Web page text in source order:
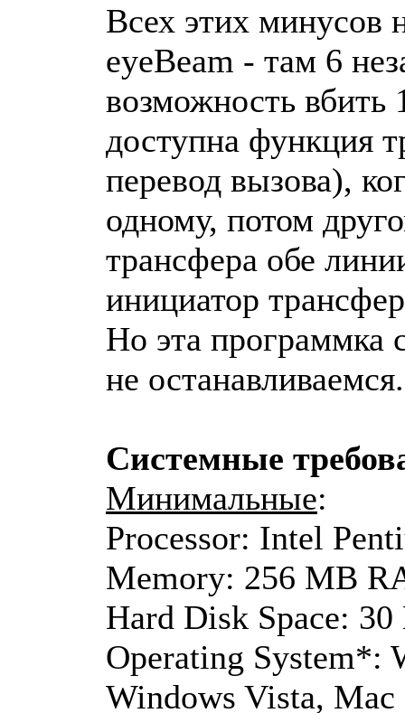
Всех этих минусов
eyeBeam - там 6
возможность вбить
доступна функция
перевод вызова),
одному, потом
трансфера обе
инициатор
Но эта программка
не останавливаемся.
Системные
Минимальные:
Processor: Intel
Memory: 256 MB
Hard Disk Space:
Operating System*:
Windows Vista, Mac